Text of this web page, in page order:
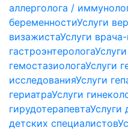
аллерголога /
беременностиУслуги
визажистаУслуги
гастроэнтеролога
гемостазиологаУслуги
исследованияУслуги
гериатраУслуги
гирудотерапевтаУслуги
детских специалистов